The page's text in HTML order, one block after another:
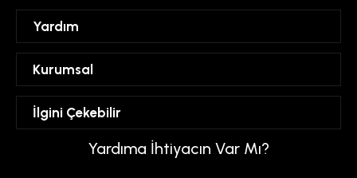
Yardım
Hesabım
Favorilerim
Kurumsal
Mesafeli Satış Sözleşmesi
Üyelik Sözleşmesi
Gizlilik ve Güvenlik Politikası
İlgini Çekebilir
Yardıma İhtiyacın Var Mı?